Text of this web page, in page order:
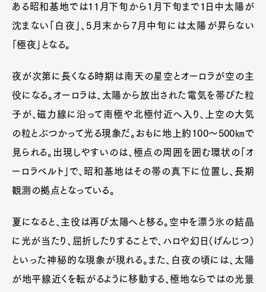
ある昭和基地では11月下旬から1月下旬まで1日中太陽が
沈まない「白夜」、5月末から7月中旬には太陽が昇らない
「極夜」となる。
夜が次第に長くなる時期は南天の星空とオーロラが空の主
役になる。オーロラは、太陽から放出された電気を帯びた粒
子が、磁力線に沿って南極や北極付近へ入り、上空の大気
の粒とぶつかって光る現象だ。おもに地上約100〜500㎞で
見られる。出現しやすいのは、極点の周囲を囲む環状の「オ
ーロラベルト」で、昭和基地はその帯の真下に位置し、長期
観測の拠点となっている。
夏になると、主役は再び太陽へと移る。空中を漂う氷の結晶
に光が当たり、屈折したりすることで、ハロや幻日（げんじつ）
といった神秘的な現象が現れる。また、白夜の頃には、太陽
が地平線近くを転がるように移動する、極地ならではの光景